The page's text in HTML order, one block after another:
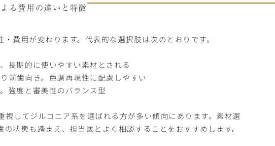
る費用の違いと特徴
費用が変わります。代表的な選択肢は次のとおりです。
長期的に使いやすい素材とされる
前歯向き。色調再現性に配慮しやすい
強度と審美性のバランス型
してジルコニア系を選ばれる方が多い傾向にあります。素材選
状態も踏まえ、担当医とよく相談することをおすすめします。